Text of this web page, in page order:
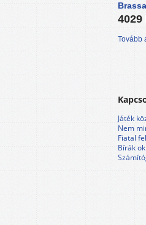
4029
Tovább
Játék
Nem
Fiatal
Bírák